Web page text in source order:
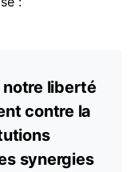
liberté
contre la
synergies